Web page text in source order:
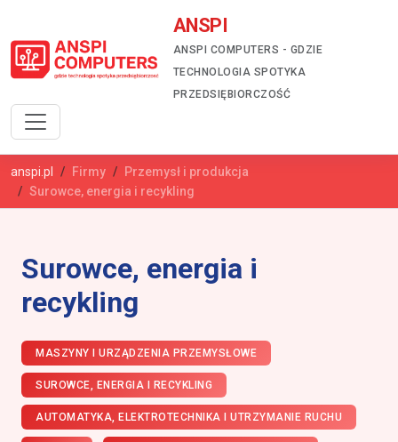
ANSPI
ANSPI COMPUTERS - GDZIE
TECHNOLOGIA SPOTYKA
PRZEDSIĘBIORCZOŚĆ
anspi.pl Firmy
Przemysł i produkcja
Surowce, energia i recykling
Surowce, energia i
recykling
MASZYNY I URZĄDZENIA PRZEMYSŁOWE
SUROWCE, ENERGIA I RECYKLING
AUTOMATYKA, ELEKTROTECHNIKA I UTRZYMANIE RUCHU